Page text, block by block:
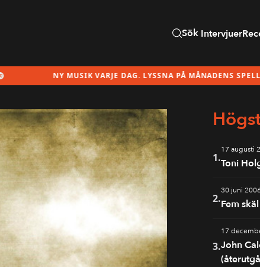
Sök Intervjuer
NY MUSIK VARJE DAG. LYSSNA PÅ MÅNADENS SPELLISTA HÄR!
1.
17 augusti
Toni
2.
30 juni
Fem
3.
17
John